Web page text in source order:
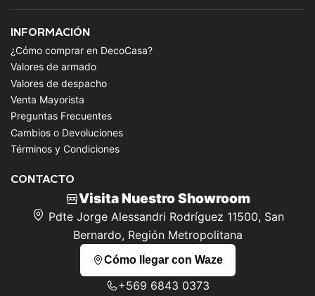
INFORMACIÓN
¿Cómo comprar en DecoCasa?
Valores de armado
Valores de despacho
Venta Mayorista
Preguntas Frecuentes
Cambios o Devoluciones
Términos y Condiciones
CONTACTO
Visita Nuestro Showroom
Pdte Jorge Alessandri Rodríguez 11500, San
Bernardo, Región Metropolitana
Cómo llegar con Waze
+569 6843 0373